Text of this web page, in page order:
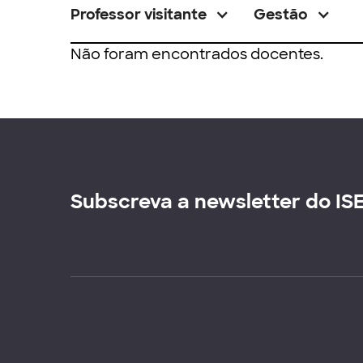
Professor visitante Gestão
Não foram encontrados docentes.
Subscreva a newsletter do